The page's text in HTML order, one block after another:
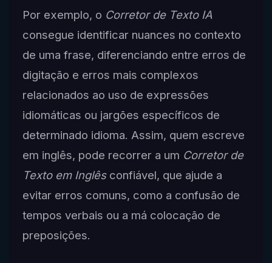
Por exemplo, o Corretor de Texto IA
consegue identificar nuances no contexto
de uma frase, diferenciando entre erros de
digitação e erros mais complexos
relacionados ao uso de expressões
idiomáticas ou jargões específicos de
determinado idioma. Assim, quem escreve
em inglês, pode recorrer a um Corretor de
Texto em Inglêsconfiável, que ajude a
evitar erros comuns, como a confusão de
tempos verbais ou a má colocação de
preposições.